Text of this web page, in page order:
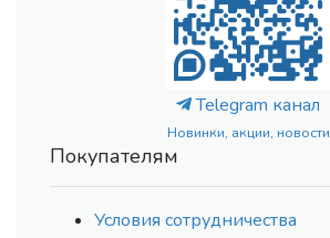
Telegram канал
Новинки, акции, новости
Покупателям
Условия сотрудничества